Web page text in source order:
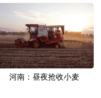
河南：昼夜抢收小麦